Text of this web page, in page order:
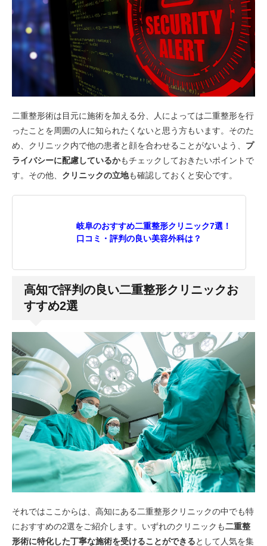
二重整形術は目元に施術を加える分、人によっては二重整形を行
ったことを周囲の人に知られたくないと思う方もいます。そのた
め、クリニック内で他の患者と顔を合わせることがないよう、 プ
ライバシーに配慮しているかもチェックしておきたいポイントで
す。その他、 クリニックの立地も確認しておくと安心です。
岐阜のおすすめ二重整形クリニック7選！
口コミ・評判の良い美容外科は？
高知で評判の良い二重整形クリニックお
すすめ2選
それではここからは、高知にある二重整形クリニックの中でも特
におすすめの2選をご紹介します。いずれのクリニックも二重整
形術に特化した丁寧な施術を受けることができるとして人気を集